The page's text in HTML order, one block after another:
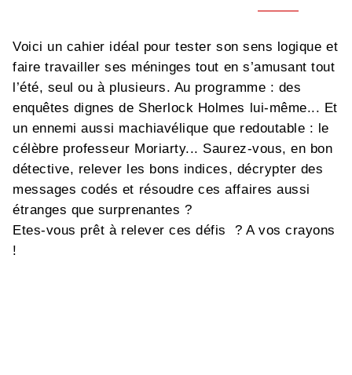
Voici un cahier idéal pour tester son sens logique et
faire travailler ses méninges tout en s’amusant tout
l’été, seul ou à plusieurs. Au programme : des
enquêtes dignes de Sherlock Holmes lui-même... Et
un ennemi aussi machiavélique que redoutable : le
célèbre professeur Moriarty... Saurez-vous, en bon
détective, relever les bons indices, décrypter des
messages codés et résoudre ces affaires aussi
étranges que surprenantes ?
Etes-vous prêt à relever ces défis ? A vos crayons
!